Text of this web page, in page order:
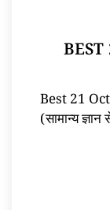
BEST
Best 21
(सामान्य